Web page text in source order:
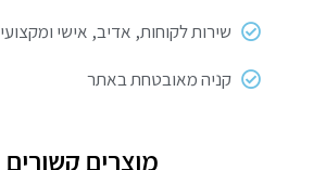
שירות לקוחות, אדיב, אישי ומקצועי
קניה מאובטחת באתר
מוצרים קשורים